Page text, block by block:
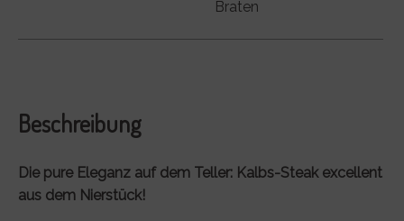
Braten
Beschreibung
Die pure Eleganz auf dem Teller: Kalbs-Steak excellent
aus dem Nierstück!